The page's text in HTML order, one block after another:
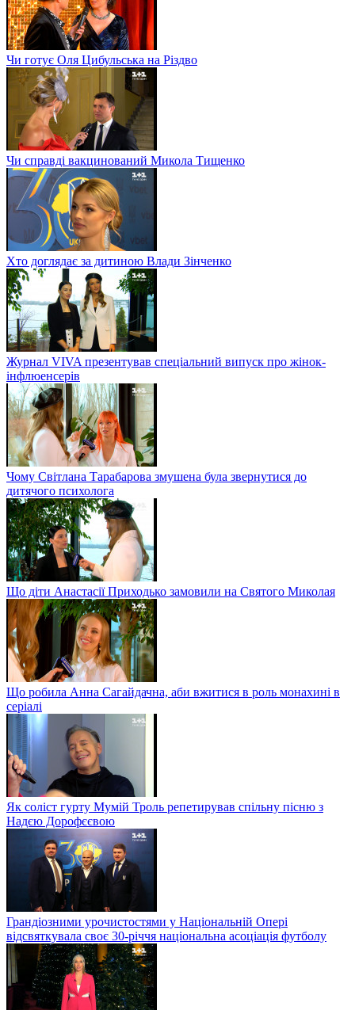
Чи готує Оля Цибульська на Різдво
Чи справді вакцинований Микола Тищенко
Хто доглядає за дитиною Влади Зінченко
Журнал VIVA презентував спеціальний випуск про жінок-
інфлюенсерів
Чому Світлана Тарабарова змушена була звернутися до
дитячого психолога
Що діти Анастасії Приходько замовили на Святого Миколая
Що робила Анна Сагайдачна, аби вжитися в роль монахині в
серіалі
Як соліст гурту Мумій Троль репетирував спільну пісню з
Надєю Дорофєєвою
Грандіозними урочистостями у Національній Опері
відсвяткувала своє 30-річчя національна асоціація футболу